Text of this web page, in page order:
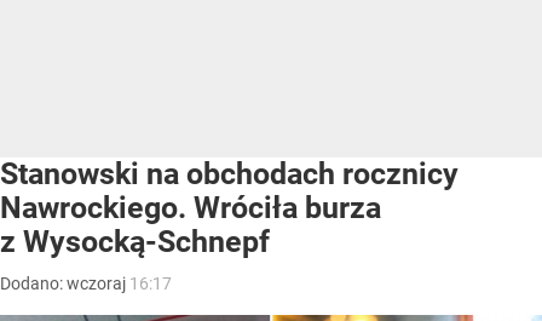
Stanowski na obchodach rocznicy
Nawrockiego. Wróciła burza
z Wysocką-Schnepf
Dodano:wczoraj 16:17